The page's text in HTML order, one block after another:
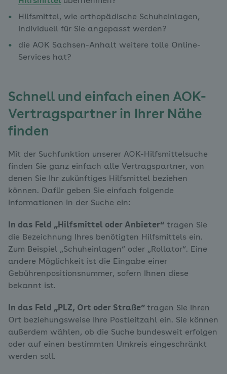
Hilfsmittel, wie orthopädische Schuheinlagen,
individuell für Sie angepasst werden?
die AOK Sachsen-Anhalt weitere tolle Online-
Services hat?
Schnell und einfach einen AOK-
Vertragspartner in Ihrer Nähe
finden
Mit der Suchfunktion unserer AOK-Hilfsmittelsuche
finden Sie ganz einfach alle Vertragspartner, von
denen Sie Ihr zukünftiges Hilfsmittel beziehen
können. Dafür geben Sie einfach folgende
Informationen in der Suche ein:
In das Feld „Hilfsmittel oder Anbieter“ tragen Sie
die Bezeichnung Ihres benötigten Hilfsmittels ein.
Zum Beispiel „Schuheinlagen“ oder „Rollator“. Eine
andere Möglichkeit ist die Eingabe einer
Gebührenpositionsnummer, sofern Ihnen diese
bekannt ist.
In das Feld „PLZ, Ort oder Straße“ tragen Sie Ihren
Ort beziehungsweise Ihre Postleitzahl ein. Sie können
außerdem wählen, ob die Suche bundesweit erfolgen
oder auf einen bestimmten Umkreis eingeschränkt
werden soll.